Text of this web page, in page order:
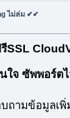
ไม่ล่ม ✔✔
SSL
ใจ ซัพพอร์ต
ถามข้อมูลเพิ่